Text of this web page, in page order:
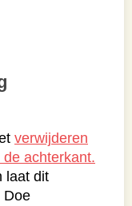
verwijderen
achterkant.
laat dit
Doe